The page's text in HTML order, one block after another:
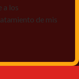
a los
de mis